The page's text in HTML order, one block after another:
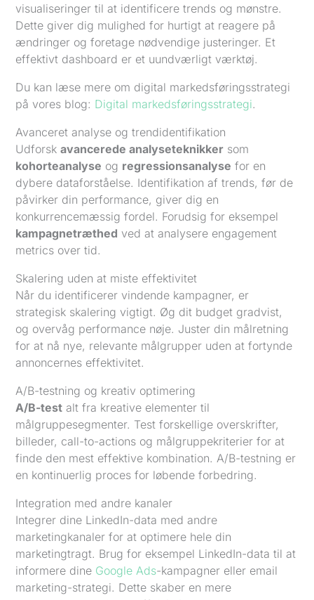
visualiseringer til at identificere trends og mønstre.
Dette giver dig mulighed for hurtigt at reagere på
ændringer og foretage nødvendige justeringer. Et
effektivt dashboard er et uundværligt værktøj.
Du kan læse mere om digital markedsføringsstrategi
på vores blog: Digital markedsføringsstrategi.
Avanceret analyse og trendidentifikation
Udforskavancerede analyseteknikker som
kohorteanalyse og regressionsanalyse for en
dybere dataforståelse. Identifikation af trends, før de
påvirker din performance, giver dig en
konkurrencemæssig fordel. Forudsig for eksempel
kampagnetræthed ved at analysere engagement
metrics over tid.
Skalering uden at miste effektivitet
Når du identificerer vindende kampagner, er
strategisk skalering vigtigt. Øg dit budget gradvist,
og overvåg performance nøje. Juster din målretning
for at nå nye, relevante målgrupper uden at fortynde
annoncernes effektivitet.
A/B-testning og kreativ optimering
A/B-test alt fra kreative elementer til
målgruppesegmenter. Test forskellige overskrifter,
billeder, call-to-actions og målgruppekriterier for at
finde den mest effektive kombination. A/B-testning er
en kontinuerlig proces for løbende forbedring.
Integration med andre kanaler
Integrer dine LinkedIn-data med andre
marketingkanaler for at optimere hele din
marketingtragt. Brug for eksempel LinkedIn-data til at
informere dine Google Ads-kampagner eller email
marketing-strategi. Dette skaber en mere